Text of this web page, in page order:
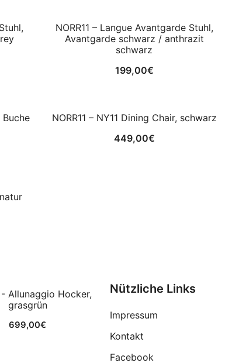
NORR11 – Langue Avantgarde Stuhl,
Avantgarde schwarz / anthrazit
schwarz
199,00€
Buche
NORR11 – NY11 Dining Chair, schwarz
449,00€
Allunaggio Hocker,
grasgrün
699,00€
Nützliche Links
Impressum
Kontakt
Facebook